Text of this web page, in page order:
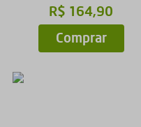
R$ 164,90
Comprar